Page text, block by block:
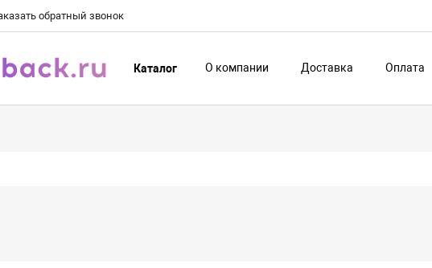
обратный звонок
Каталог О компании Доставка Оплата